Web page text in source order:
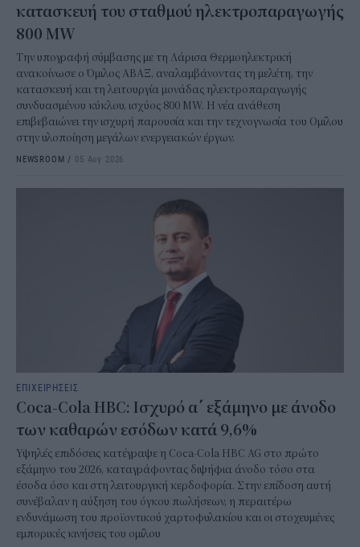
κατασκευή του σταθμού ηλεκτροπαραγωγής
800 MW
Την υπογραφή σύμβασης με τη Λάρισα Θερμοηλεκτρική
ανακοίνωσε ο Όμιλος ΑΒΑΞ, αναλαμβάνοντας τη μελέτη, την
κατασκευή και τη λειτουργία μονάδας ηλεκτροπαραγωγής
συνδυασμένου κύκλου, ισχύος 800 MW. Η νέα ανάθεση
επιβεβαιώνει την ισχυρή παρουσία και την τεχνογνωσία του Ομίλου
στην υλοποίηση μεγάλων ενεργειακών έργων.
NEWSROOM / 05 Αυγ 2026
ΕΠΙΧΕΙΡΗΣΕΙΣ
Coca-Cola HBC: Ισχυρό α΄ εξάμηνο με άνοδο
των καθαρών εσόδων κατά 9,6%
Υψηλές επιδόσεις κατέγραψε η Coca-Cola HBC AG στο πρώτο
εξάμηνο του 2026, καταγράφοντας διψήφια άνοδο τόσο στα
έσοδα όσο και στη λειτουργική κερδοφορία. Στην επίδοση αυτή
συνέβαλαν η αύξηση του όγκου πωλήσεων, η περαιτέρω
ενδυνάμωση του προϊοντικού χαρτοφυλακίου και οι στοχευμένες
εμπορικές κινήσεις του ομίλου